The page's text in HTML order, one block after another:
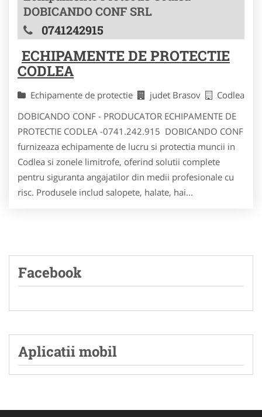
DOBICANDO CONF SRL
0741242915
ECHIPAMENTE DE PROTECTIE
CODLEA
Echipamente de protectie judet Brasov
Codlea
DOBICANDO CONF - PRODUCATOR ECHIPAMENTE DE
PROTECTIE CODLEA -0741.242.915 DOBICANDO CONF
furnizeaza echipamente de lucru si protectia muncii in
Codlea si zonele limitrofe, oferind solutii complete
pentru siguranta angajatilor din medii profesionale cu
risc. Produsele includ salopete, halate, hai...
Facebook
Aplicatii mobil